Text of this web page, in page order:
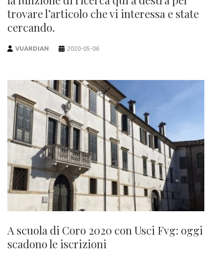
trovare l’articolo che vi interessa e state
cercando.
VUARDIAN 2020-05-06
A scuola di Coro 2020 con Usci Fvg: oggi
scadono le iscrizioni